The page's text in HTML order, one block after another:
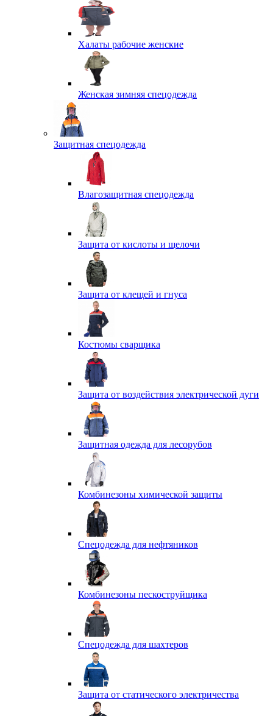
Халаты рабочие женские
Женская зимняя спецодежда
Защитная спецодежда
Влагозащитная спецодежда
Защита от кислоты и щелочи
Защита от клещей и гнуса
Костюмы сварщика
Защита от воздействия электрической дуги
Защитная одежда для лесорубов
Комбинезоны химической защиты
Спецодежда для нефтяников
Комбинезоны пескоструйщика
Спецодежда для шахтеров
Защита от статического электричества